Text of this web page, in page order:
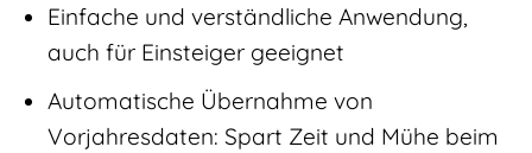
Einfache und verständliche Anwendung,
auch für Einsteiger geeignet
Automatische Übernahme von
Vorjahresdaten: Spart Zeit und Mühe beim